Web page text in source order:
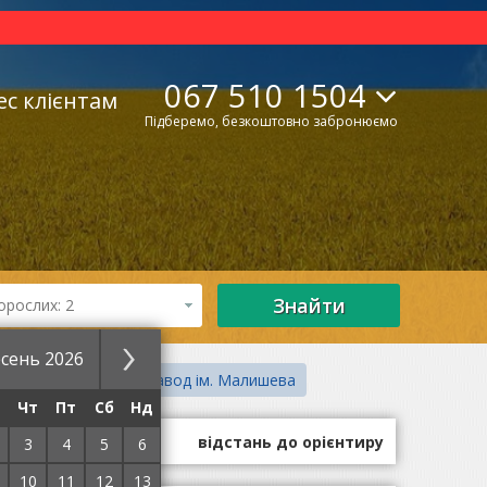
клієнтам 067 510 1504
Підберемо, безкоштовно забронюємо
2026
Чт Пт Сб
Нд
3 4 5
6
10 11 12
13
2 Знайти
Завод ім. Малишева
оцінки гостей відстань до орієнтиру